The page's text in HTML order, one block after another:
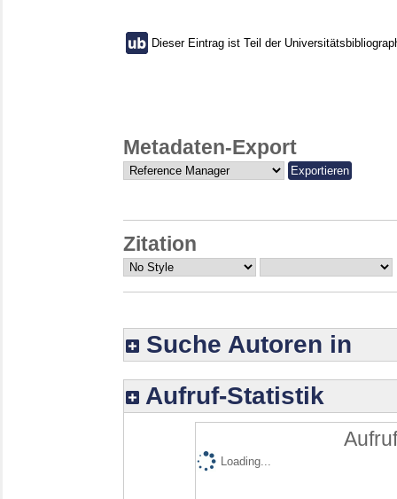
Dieser Eintrag ist Teil der
Metadaten-Export
Zitation
Suche Autoren in
Aufruf-Statistik
Loading...